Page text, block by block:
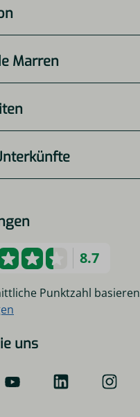
Marren
8.7
Punktzahl
uns